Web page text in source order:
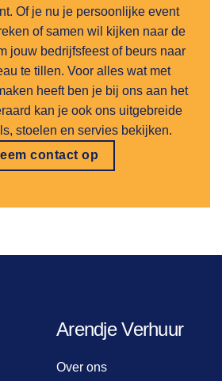
Of je nu je persoonlijke event
of samen wil kijken naar de
jouw bedrijfsfeest of beurs naar
te tillen. Voor alles wat met
heeft ben je bij ons aan het
kan je ook ons uitgebreide
stoelen en servies bekijken.
contact op
Arendje Verhuur
Over ons